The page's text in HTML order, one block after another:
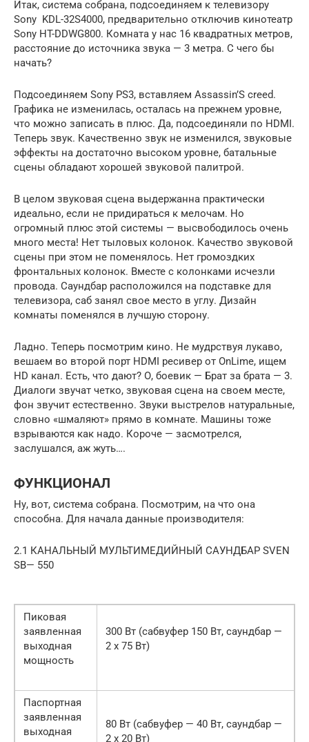
Итак, система собрана, подсоединяем к телевизору
Sony KDL-32S4000, предварительно отключив кинотеатр
Sony HT-DDWG800. Комната у нас 16 квадратных метров,
расстояние до источника звука — 3 метра. С чего бы
начать?
Подсоединяем Sony PS3, вставляем Assassin’S creed.
Графика не изменилась, осталась на прежнем уровне,
что можно записать в плюс. Да, подсоединяли по HDMI.
Теперь звук. Качественно звук не изменился, звуковые
эффекты на достаточно высоком уровне, батальные
сцены обладают хорошей звуковой палитрой.
В целом звуковая сцена выдержанна практически
идеально, если не придираться к мелочам. Но
огромный плюс этой системы — высвободилось очень
много места! Нет тыловых колонок. Качество звуковой
сцены при этом не поменялось. Нет громоздких
фронтальных колонок. Вместе с колонками исчезли
провода. Саундбар расположился на подставке для
телевизора, саб занял свое место в углу. Дизайн
комнаты поменялся в лучшую сторону.
Ладно. Теперь посмотрим кино. Не мудрствуя лукаво,
вешаем во второй порт HDMI ресивер от OnLime, ищем
HD канал. Есть, что дают? О, боевик — Брат за брата — 3.
Диалоги звучат четко, звуковая сцена на своем месте,
фон звучит естественно. Звуки выстрелов натуральные,
словно «шмаляют» прямо в комнате. Машины тоже
взрываются как надо. Короче — засмотрелся,
заслушался, аж жуть….
ФУНКЦИОНАЛ
Ну, вот, система собрана. Посмотрим, на что она
способна. Для начала данные производителя:
2.1 КАНАЛЬНЫЙ МУЛЬТИМЕДИЙНЫЙ САУНДБАР SVEN
SB— 550
Пиковая
заявленная
выходная
мощность
300 Вт (сабвуфер 150 Вт, саундбар —
2 х 75 Вт)
Паспортная
заявленная
выходная
80 Вт (сабвуфер — 40 Вт, саундбар —
2 х 20 Вт)